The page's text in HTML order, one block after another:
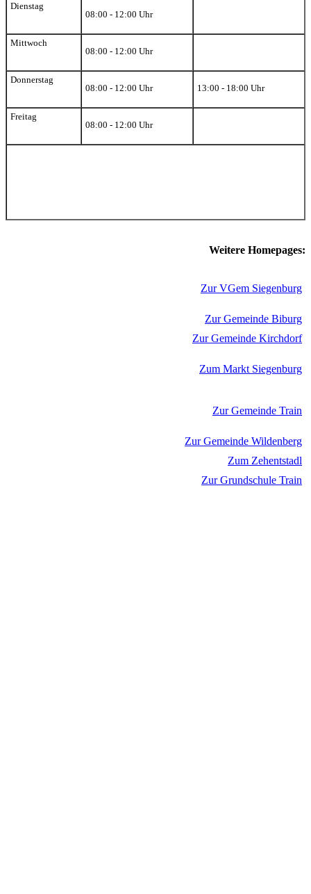
Dienstag
08:00 - 12:00 Uhr
Mittwoch
08:00 - 12:00 Uhr
Donnerstag
08:00 - 12:00 Uhr
13:00 - 18:00 Uhr
Freitag
08:00 - 12:00 Uhr
Weitere Homepages:
Zur VGem Siegenburg
Zur Gemeinde Biburg
Zur Gemeinde Kirchdorf
Zum Markt Siegenburg
Zur Gemeinde Train
Zur Gemeinde Wildenberg
Zum Zehentstadl
Zur Grundschule Train